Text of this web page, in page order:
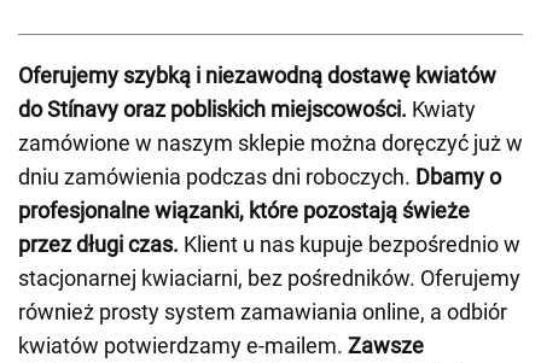
Oferujemy szybką i niezawodną dostawę kwiatów
do Stínavy oraz pobliskich miejscowości. Kwiaty
zamówione w naszym sklepie można doręczyć już w
dniu zamówienia podczas dni roboczych. Dbamy o
profesjonalne wiązanki, które pozostają świeże
przez długi czas. Klient u nas kupuje bezpośrednio w
stacjonarnej kwiaciarni, bez pośredników. Oferujemy
również prosty system zamawiania online, a odbiór
kwiatów potwierdzamy e-mailem. Zawsze